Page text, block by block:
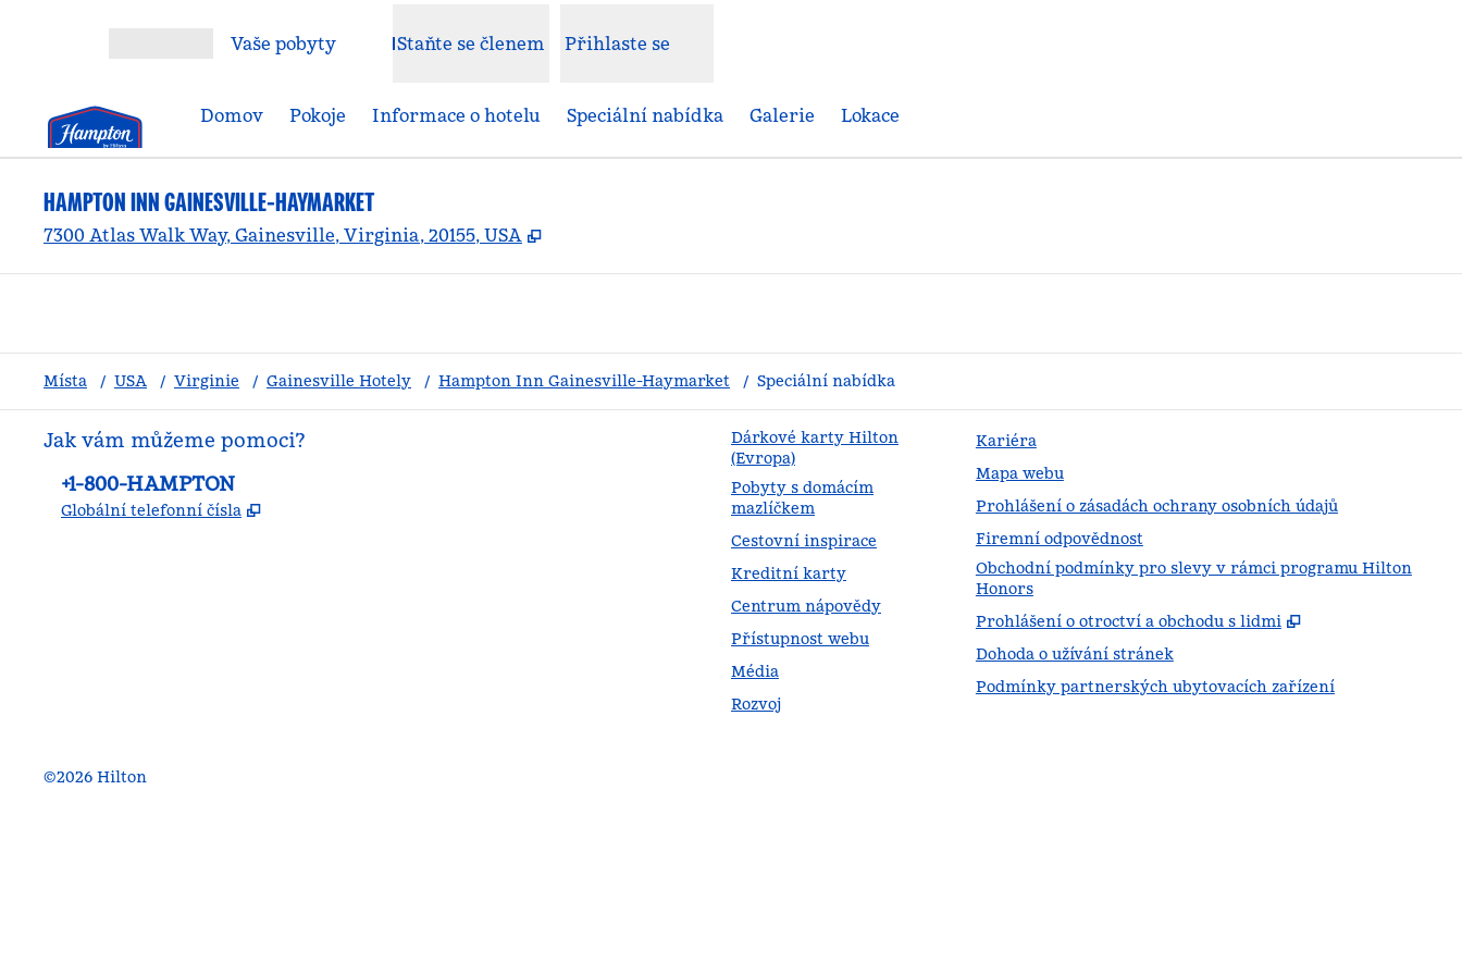
Vaše pobyty Staňte se členem Přihlaste se
Domov Pokoje Informace o hotelu Speciální nabídka Galerie Lokace
HAMPTON INN GAINESVILLE-HAYMARKET
7300 Atlas Walk Way, Gainesville, Virginia, 20155, USA ,
Místa / USA / Virginie / Gainesville Hotely / Hampton Inn Gainesville-Haymarket / Speciální nabídka
Jak vám můžeme pomoci?
Telefon:
+1-800-HAMPTON
Globální telefonní čísla ,
Dárkové karty Hilton
(Evropa)
Pobyty s domácím
mazlíčkem
Cestovní inspirace
Kreditní karty
Centrum nápovědy
Přístupnost webu
Média
Rozvoj
Kariéra
Mapa webu
Prohlášení o zásadách ochrany osobních údajů
Firemní odpovědnost
Obchodní podmínky pro slevy v rámci programu Hilton
Honors
Prohlášení o otroctví a obchodu s lidmi
,
Dohoda o užívání stránek
Podmínky partnerských ubytovacích zařízení
©2026 Hilton